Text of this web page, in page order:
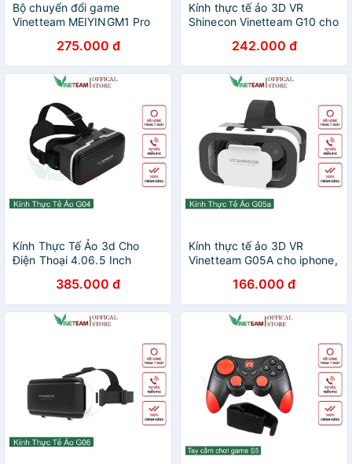
Bộ chuyển đổi game
Vinetteam MEIYINGM1 Pro
trợ Chip Mediatek
275.000 đ
Kính thực tế ảo 3D VR
Shinecon Vinetteam G10 cho
7inch 4664242.000 đ
Kính Thực Tế Ảo 3d Cho
Điện Thoại 4.06.5 Inch
Vinettem G04 4725
385.000 đ
Kính thực tế ảo 3D VR
Vinetteam G05A cho iphone,
cấp (trắng nhỏ xinh) -3240
166.000 đ